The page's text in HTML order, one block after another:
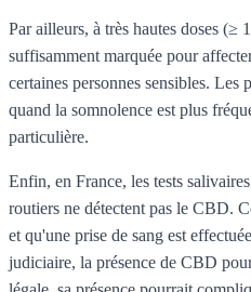
Par ailleurs, à très hautes doses (≥
suffisamment marquée pour
certaines personnes sensibles. Les
quand la somnolence est plus
particulière.
Enfin, en France, les tests
routiers ne détectent pas le CBD.
et qu'une prise de sang est
judiciaire, la présence de CBD